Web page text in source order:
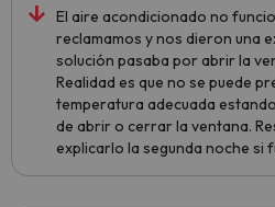
El aire acondicionado no
reclamamos y nos dieron una
solución pasaba por abrir la
Realidad es que no se puede
temperatura adecuada
de abrir o cerrar la ventana.
explicarlo la segunda noche si